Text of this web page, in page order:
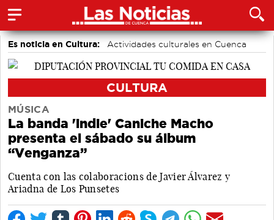
Es noticia en Cultura: Actividades culturales en Cuenca
CULTURA
MÚSICA
La banda 'indie' Caniche Macho
presenta el sábado su álbum
“Venganza”
Cuenta con las colaboracions de Javier Álvarez y
Ariadna de Los Punsetes